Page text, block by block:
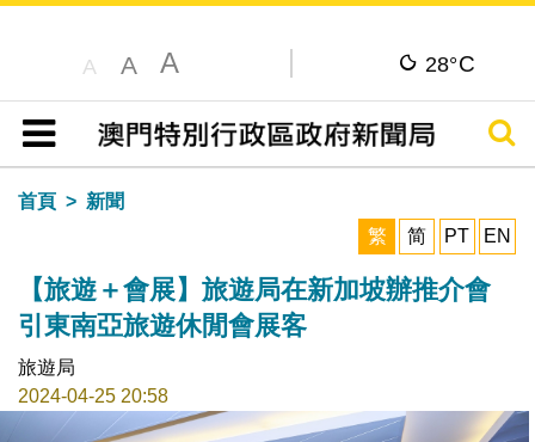
A A A 28°C
目錄
搜尋
首頁
新聞
繁
简 PT EN
【旅遊＋會展】旅遊局在新加坡辦推介會
引東南亞旅遊休閒會展客
旅遊局
2024-04-25 20:58